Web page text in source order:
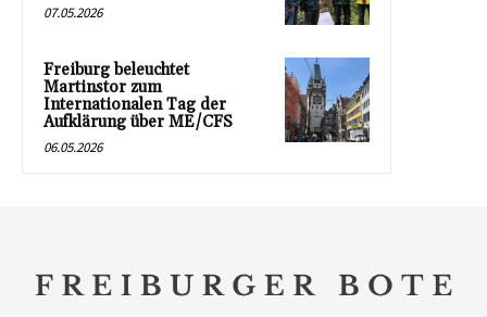
07.05.2026
Freiburg beleuchtet
Martinstor zum
Internationalen Tag der
Aufklärung über ME/CFS
06.05.2026